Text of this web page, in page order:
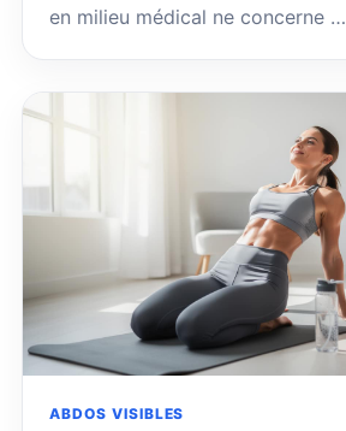
en milieu médical ne concerne …
ABDOS VISIBLES